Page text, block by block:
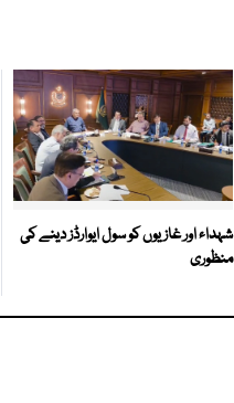
شہداء اور غازیوں کو سول ایوارڈز دینے کی
منظوری